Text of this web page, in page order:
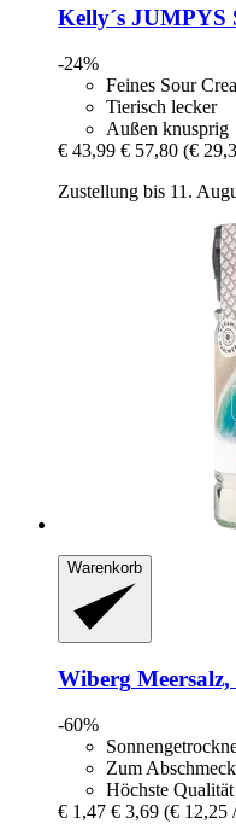
Kelly´s JUMPYS
-24%
Feines Sour
Tierisch lecker
Außen knusprig
€ 43,99 € 57,80 (€
Zustellung bis 11.
Warenkorb
Wiberg Meersalz,
-60%
Zum
Höchste Qualität
€ 1,47 € 3,69 (€ 12,25